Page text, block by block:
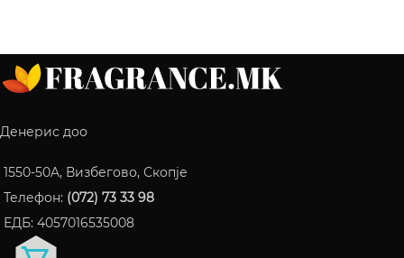
Денерис доо
1550-50A, Визбегово, Скопје
Телефон: (072) 73 33 98
ЕДБ: 4057016535008